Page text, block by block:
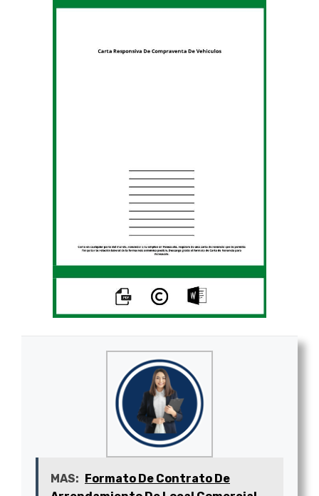
MAS: Formato De Contrato De